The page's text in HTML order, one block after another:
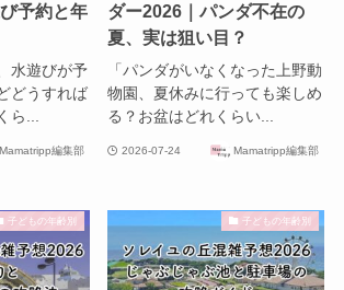
予約と年
水遊びが予
どうすれば
ら...
Mamatripp編集部
ダー2026｜パンダ不在の
夏、実は狙い目？
「パンダがいなくなった上野動
物園、夏休みに行っても楽しめ
る？お盆はどれくらい...
2026-07-24 Mamatripp編集部
子どもの年齢別 子どもの年齢別